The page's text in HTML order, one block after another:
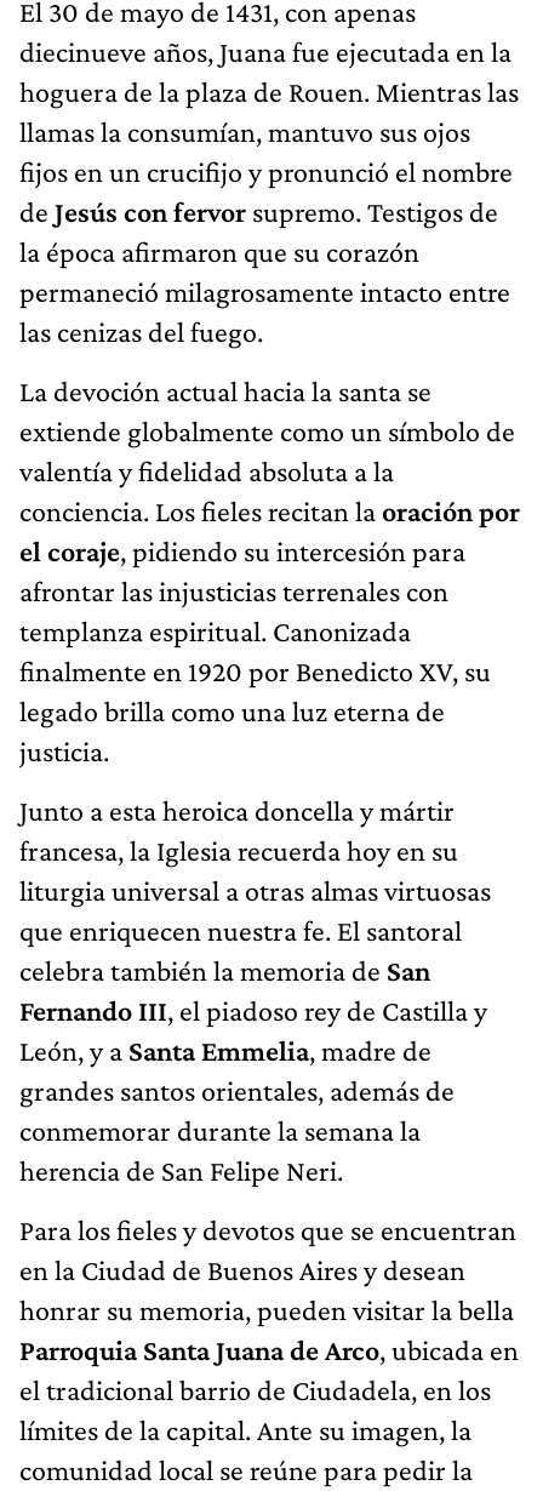
El 30 de mayo de 1431, con apenas
diecinueve años, Juana fue ejecutada en la
hoguera de la plaza de Rouen. Mientras las
llamas la consumían, mantuvo sus ojos
fijos en un crucifijo y pronunció el nombre
de Jesús con fervor supremo. Testigos de
la época afirmaron que su corazón
permaneció milagrosamente intacto entre
las cenizas del fuego.
La devoción actual hacia la santa se
extiende globalmente como un símbolo de
valentía y fidelidad absoluta a la
conciencia. Los fieles recitan laoración por
el coraje, pidiendo su intercesión para
afrontar las injusticias terrenales con
templanza espiritual. Canonizada
finalmente en 1920 por Benedicto XV, su
legado brilla como una luz eterna de
justicia.
Junto a esta heroica doncella y mártir
francesa, la Iglesia recuerda hoy en su
liturgia universal a otras almas virtuosas
que enriquecen nuestra fe. El santoral
celebra también la memoria de San
Fernando III, el piadoso rey de Castilla y
León, y a Santa Emmelia, madre de
grandes santos orientales, además de
conmemorar durante la semana la
herencia de San Felipe Neri.
Para los fieles y devotos que se encuentran
en la Ciudad de Buenos Aires y desean
honrar su memoria, pueden visitar la bella
Parroquia Santa Juana de Arco, ubicada en
el tradicional barrio de Ciudadela, en los
límites de la capital. Ante su imagen, la
comunidad local se reúne para pedir la